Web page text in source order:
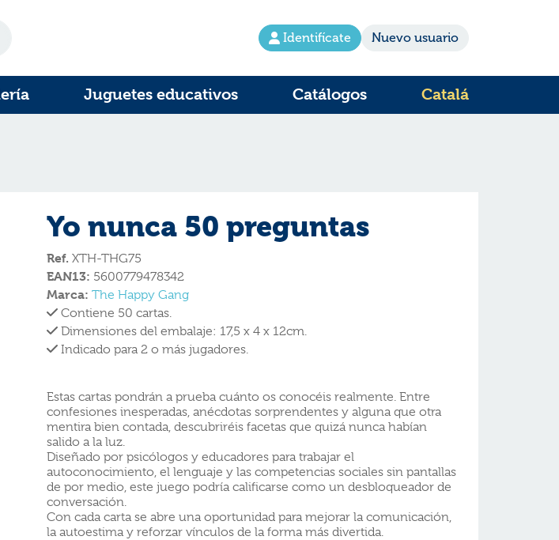
Identifícate Nuevo usuario
Juguetes educativos Catálogos Catalá
Yo nunca 50 preguntas
Ref. XTH-THG75
EAN13: 5600779478342
Marca: The Happy Gang
Contiene 50 cartas.
Dimensiones del embalaje: 17,5 x 4 x 12cm.
Indicado para 2 o más jugadores.
Estas cartas pondrán a prueba cuánto os conocéis realmente. Entre
confesiones inesperadas, anécdotas sorprendentes y alguna que otra
mentira bien contada, descubriréis facetas que quizá nunca habían
salido a la luz.
Diseñado por psicólogos y educadores para trabajar el
autoconocimiento, el lenguaje y las competencias sociales sin pantallas
de por medio, este juego podría calificarse como un desbloqueador de
conversación.
Con cada carta se abre una oportunidad para mejorar la comunicación,
la autoestima y reforzar vínculos de la forma más divertida.